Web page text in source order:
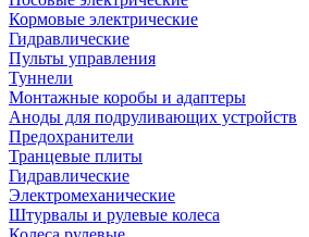
Кормовые электрические
Гидравлические
Пульты управления
Туннели
Монтажные коробы и адаптеры
Аноды для подруливающих устройств
Предохранители
Транцевые плиты
Гидравлические
Электромеханические
Штурвалы и рулевые колеса